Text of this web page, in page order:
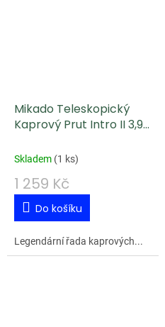
Mikado Teleskopický
Kaprový Prut Intro II 3,9
Skladem (1 ks)
1 259 Kč
Do košíku
Legendární řada kaprových...